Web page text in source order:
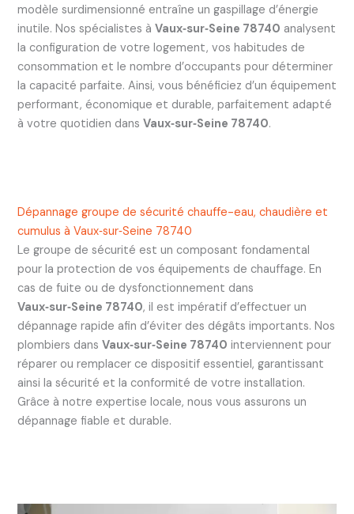
modèle surdimensionné entraîne un gaspillage d’énergie
inutile. Nos spécialistes à Vaux‑sur‑Seine 78740 analysent
la configuration de votre logement, vos habitudes de
consommation et le nombre d’occupants pour déterminer
la capacité parfaite. Ainsi, vous bénéficiez d’un équipement
performant, économique et durable, parfaitement adapté
à votre quotidien dans Vaux‑sur‑Seine 78740.
Dépannage groupe de sécurité chauffe-eau, chaudière et
cumulus à Vaux‑sur‑Seine 78740
Le groupe de sécurité est un composant fondamental
pour la protection de vos équipements de chauffage. En
cas de fuite ou de dysfonctionnement dans
Vaux‑sur‑Seine 78740, il est impératif d’effectuer un
dépannage rapide afin d’éviter des dégâts importants. Nos
plombiers dans Vaux‑sur‑Seine 78740 interviennent pour
réparer ou remplacer ce dispositif essentiel, garantissant
ainsi la sécurité et la conformité de votre installation.
Grâce à notre expertise locale, nous vous assurons un
dépannage fiable et durable.